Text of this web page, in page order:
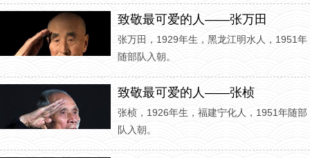
致敬最可爱的人——张万田
张万田，1929年生，黑龙江明水人，1951年
随部队入朝。
致敬最可爱的人——张桢
张桢，1926年生，福建宁化人，1951年随部
队入朝。